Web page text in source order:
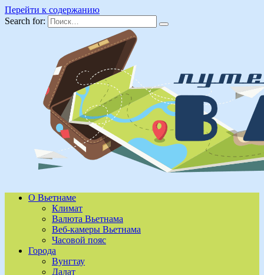
Перейти к содержанию
Search for:
О Вьетнаме
Климат
Валюта Вьетнама
Веб-камеры Вьетнама
Часовой пояс
Города
Вунгтау
Далат